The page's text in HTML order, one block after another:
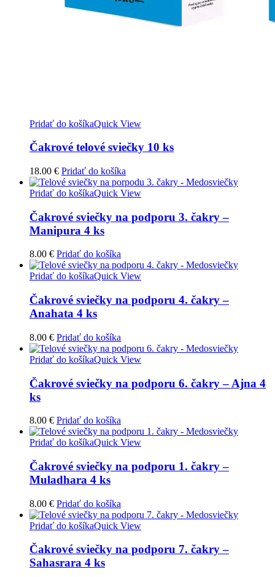
Pridať do košíkaQuick View
Čakrové telové sviečky 10 ks
18.00 € Pridať do košíka
Pridať do košíkaQuick View
Čakrové sviečky na podporu 3. čakry –
Manipura 4 ks
8.00 € Pridať do košíka
Pridať do košíkaQuick View
Čakrové sviečky na podporu 4. čakry –
Anahata 4 ks
8.00 € Pridať do košíka
Pridať do košíkaQuick View
Čakrové sviečky na podporu 6. čakry – Ajna 4
ks
8.00 € Pridať do košíka
Pridať do košíkaQuick View
Čakrové sviečky na podporu 1. čakry –
Muladhara 4 ks
8.00 € Pridať do košíka
Pridať do košíkaQuick View
Čakrové sviečky na podporu 7. čakry –
Sahasrara 4 ks